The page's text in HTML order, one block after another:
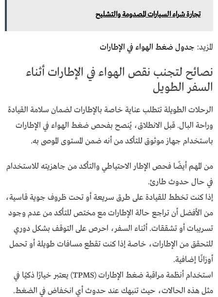
تجارة شراء السيارات المصدومة والتشليح
المزيد: جدول ضغط الهواء في الإطارات
نصائح لتجنب نقص الهواء في الإطارات أثناء
السفر الطويل
الرحلات الطويلة تتطلب عناية خاصة بالإطارات لضمان سلامة القيادة
وراحة البال. قبل الانطلاق، يُنصح بفحص ضغط الهواء في الإطارات
باستخدام جهاز موثوق للتأكد من أنه ضمن المستوى الموصى به.
من المهم أيضًا فحص الإطار الاحتياطي والتأكد من جاهزيته للاستخدام
في حال حدوث طارئ.
إذا كنت تخطط للقيادة على طرق سريعة أو تحت ظروف جوية قاسية،
من الأفضل أن تراجع حالة الإطارات مع مختص للتأكد من عدم وجود
تسريبات أو تشققات. أثناء السفر، احرص على التوقف بشكل دوري
للتحقق من الإطارات، خاصة إذا كنت تقطع مسافات طويلة أو تحمل
أوزانًا إضافية.
استخدام أنظمة مراقبة ضغط الإطارات (TPMS) يعتبر خيارًا ذكيًا في
مثل هذه الحالات، حيث تنبهك عند حدوث أي انخفاض في الضغط.